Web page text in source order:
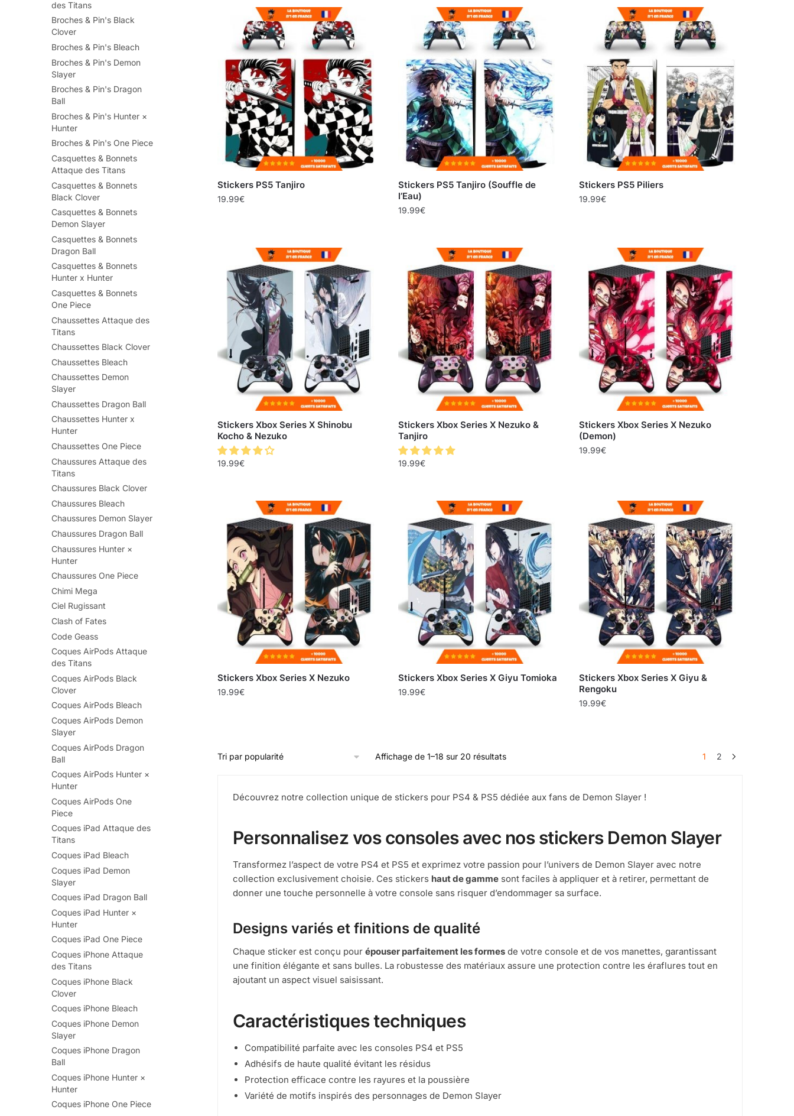
Stickers PS5 Tanjiro
19.99€
Stickers PS5 Tanjiro (Souffle de
l’Eau)
19.99€
Stickers PS5 Piliers
19.99€
Stickers Xbox Series X Shinobu
Kocho & Nezuko
19.99€
Stickers Xbox Series X Nezuko &
Tanjiro
19.99€
Stickers Xbox Series X Nezuko
(Demon)
19.99€
Stickers Xbox Series X Nezuko
19.99€
Stickers Xbox Series X Giyu Tomioka
19.99€
Stickers Xbox Series X Giyu &
Rengoku
19.99€
Affichage de 1–18 sur 20 résultats 1 2
Découvrez notre collection unique de stickers pour PS4 & PS5 dédiée aux fans de Demon Slayer !
Personnalisez vos consoles avec nos stickers Demon Slayer
Transformez l’aspect de votre PS4 et PS5 et exprimez votre passion pour l’univers de Demon Slayer avec notre
collection exclusivement choisie. Ces stickers haut de gammesont faciles à appliquer et à retirer, permettant de
donner une touche personnelle à votre console sans risquer d’endommager sa surface.
Designs variés et finitions de qualité
Chaque sticker est conçu pour épouser parfaitement les formesde votre console et de vos manettes, garantissant
une finition élégante et sans bulles. La robustesse des matériaux assure une protection contre les éraflures tout en
ajoutant un aspect visuel saisissant.
Caractéristiques techniques
Compatibilité parfaite avec les consoles PS4 et PS5
Adhésifs de haute qualité évitant les résidus
Protection efficace contre les rayures et la poussière
Variété de motifs inspirés des personnages de Demon Slayer
des Titans
Broches & Pin's Black
Clover
Broches & Pin's Bleach
Broches & Pin's Demon
Slayer
Broches & Pin's Dragon
Ball
Broches & Pin's Hunter ×
Hunter
Broches & Pin's One Piece
Casquettes & Bonnets
Attaque des Titans
Casquettes & Bonnets
Black Clover
Casquettes & Bonnets
Demon Slayer
Casquettes & Bonnets
Dragon Ball
Casquettes & Bonnets
Hunter x Hunter
Casquettes & Bonnets
One Piece
Chaussettes Attaque des
Titans
Chaussettes Black Clover
Chaussettes Bleach
Chaussettes Demon
Slayer
Chaussettes Dragon Ball
Chaussettes Hunter x
Hunter
Chaussettes One Piece
Chaussures Attaque des
Titans
Chaussures Black Clover
Chaussures Bleach
Chaussures Demon Slayer
Chaussures Dragon Ball
Chaussures Hunter ×
Hunter
Chaussures One Piece
Chimi Mega
Ciel Rugissant
Clash of Fates
Code Geass
Coques AirPods Attaque
des Titans
Coques AirPods Black
Clover
Coques AirPods Bleach
Coques AirPods Demon
Slayer
Coques AirPods Dragon
Ball
Coques AirPods Hunter ×
Hunter
Coques AirPods One
Piece
Coques iPad Attaque des
Titans
Coques iPad Bleach
Coques iPad Demon
Slayer
Coques iPad Dragon Ball
Coques iPad Hunter ×
Hunter
Coques iPad One Piece
Coques iPhone Attaque
des Titans
Coques iPhone Black
Clover
Coques iPhone Bleach
Coques iPhone Demon
Slayer
Coques iPhone Dragon
Ball
Coques iPhone Hunter ×
Hunter
Coques iPhone One Piece